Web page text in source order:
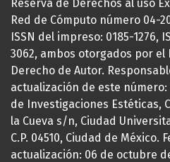
Reserva de Derechos al uso
Red de Cómputo número 04-
ISSN del impreso: 0185-1276,
3062, ambos otorgados por
Derecho de Autor.
actualización de este
de Investigaciones Estéticas,
la Cueva s/n, Ciudad
C.P. 04510, Ciudad de México.
actualización: 06 de octubre